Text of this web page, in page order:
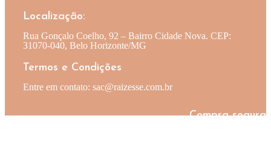
Localização:
Rua Gonçalo Coelho, 92 – Bairro Cidade Nova. CEP:
31070-040, Belo Horizonte/MG
Termos e Condições
Entre em contato: sac@raizesse.com.br
Compra segura